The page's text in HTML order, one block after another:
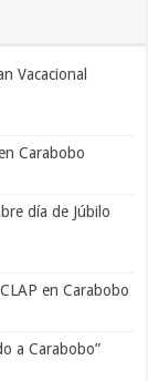
Vacacional
Carabobo
día de Júbilo
en Carabobo
a Carabobo”